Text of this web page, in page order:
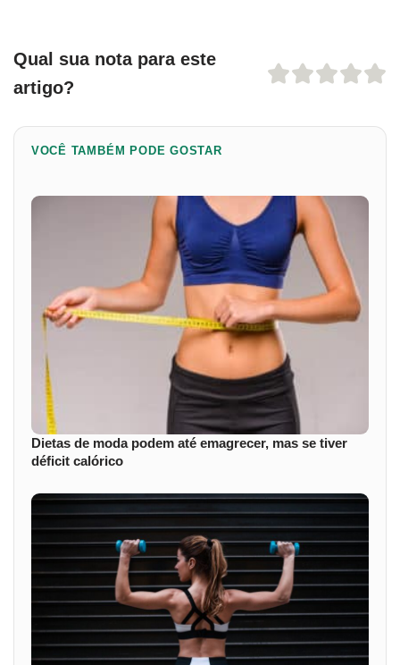
Qual sua nota para este
artigo?
VOCÊ TAMBÉM PODE GOSTAR
Dietas de moda podem até emagrecer, mas se tiver
déficit calórico